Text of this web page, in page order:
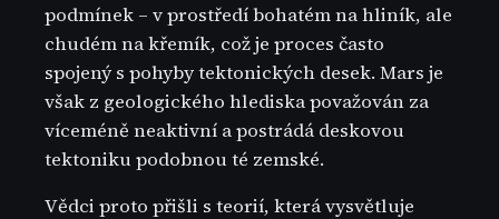
podmínek – v prostředí bohatém na hliník, ale
chudém na křemík, což je proces často
spojený s pohyby tektonických desek. Mars je
však z geologického hlediska považován za
víceméně neaktivní a postrádá deskovou
tektoniku podobnou té zemské.
Vědci proto přišli s teorií, která vysvětluje